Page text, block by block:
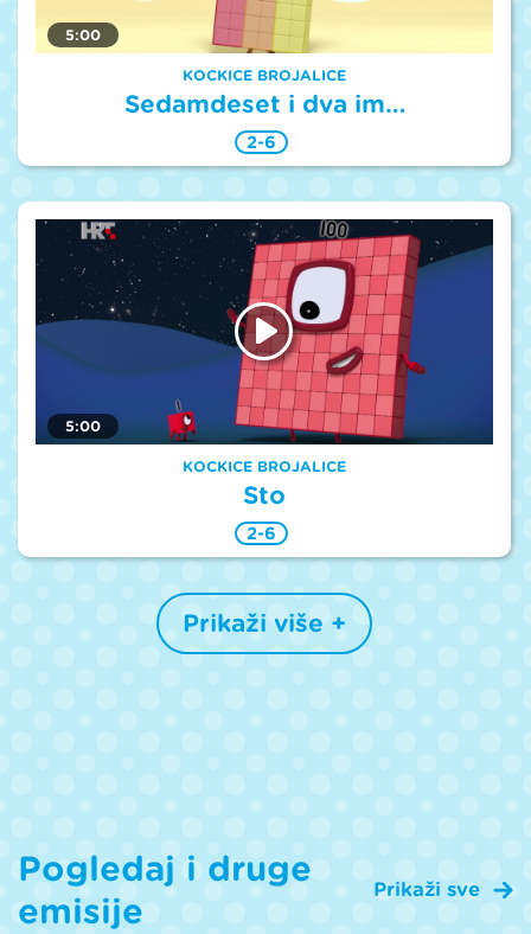
5:00
KOCKICE BROJALICE
Sedamdeset i dva im…
2-6
5:00
KOCKICE BROJALICE
Sto
2-6
Prikaži više +
Pogledaj i druge
emisije
Prikaži sve